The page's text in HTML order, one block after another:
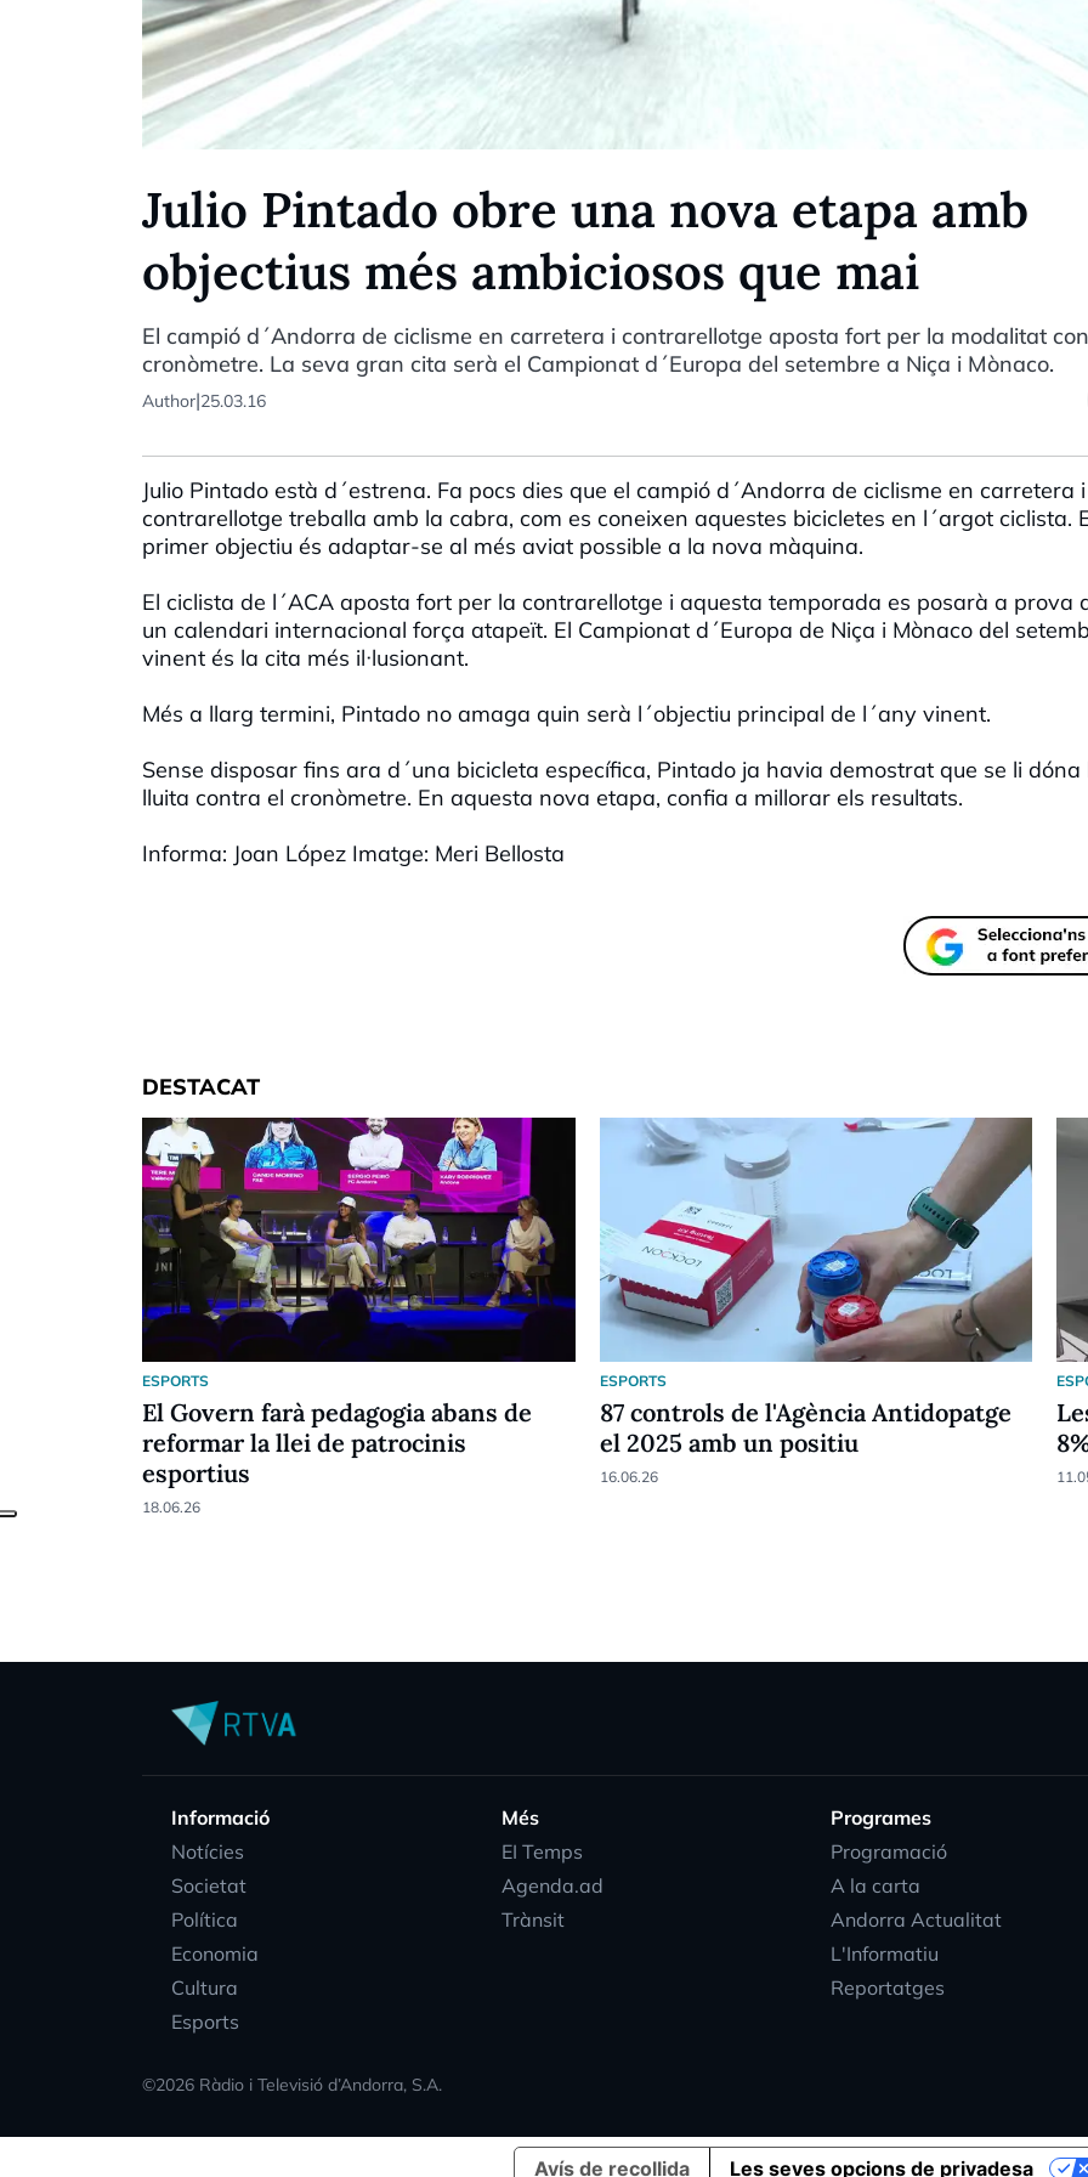
Julio Pintado obre una nova etapa amb
objectius més ambiciosos que mai
El campió d´Andorra de ciclisme en carretera i contrarellotge aposta fort per la modalitat
cronòmetre. La seva gran cita serà el Campionat d´Europa del setembre a Niça i Mònaco.
Author|25.03.16
Julio Pintado està d´estrena. Fa pocs dies que el campió d´Andorra de ciclisme en carretera
contrarellotge treballa amb la cabra, com es coneixen aquestes bicicletes en l´argot ciclista.
primer objectiu és adaptar-se al més aviat possible a la nova màquina.
El ciclista de l´ACA aposta fort per la contrarellotge i aquesta temporada es posarà a prova
un calendari internacional força atapeït. El Campionat d´Europa de Niça i Mònaco del
vinent és la cita més il·lusionant.
Més a llarg termini, Pintado no amaga quin serà l´objectiu principal de l´any vinent.
Sense disposar fins ara d´una bicicleta específica, Pintado ja havia demostrat que se li dóna
lluita contra el cronòmetre. En aquesta nova etapa, confia a millorar els resultats.
Informa: Joan López Imatge: Meri Bellosta
DESTACAT
ESPORTS
El Govern farà pedagogia abans de
reformar la llei de patrocinis
esportius
18.06.26
ESPORTS
87 controls de l'Agència Antidopatge
el 2025 amb un positiu
16.06.26
Informació
Notícies
Societat
Política
Economia
Cultura
Esports
Més
EI Temps
Agenda.ad
Trànsit
Programes
Programació
A la carta
Andorra Actualitat
L'Informatiu
Reportatges
©2026 Ràdio i Televisió d’Andorra, S.A.
Avís de recollida Les seves opcions de privadesa